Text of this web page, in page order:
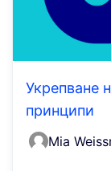
Укрепване
принципи
Mia